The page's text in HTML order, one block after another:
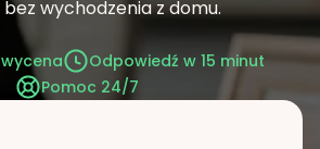
wychodzenia z domu.
Odpowiedź w 15 minut
Pomoc 24/7